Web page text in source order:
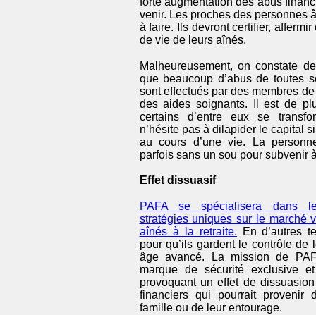
venir. Les proches des personnes
à faire. Ils devront certifier,
de vie de leurs aînés.
Malheureusement, on constate
que beaucoup d’abus de toutes
sont effectués par des membres
des aides soignants. Il est de
certains d’entre eux se
n’hésite pas à dilapider le capital
au cours d’une vie. La
parfois sans un sou pour subvenir
Effet dissuasif
PAFA se spécialisera dans
stratégies uniques sur le marché
aînés à la retraite. En d’autres
pour qu’ils gardent le contrôle de
âge avancé. La mission de
marque de sécurité exclusive
provoquant un effet de
financiers qui pourrait provenir
famille ou de leur entourage.